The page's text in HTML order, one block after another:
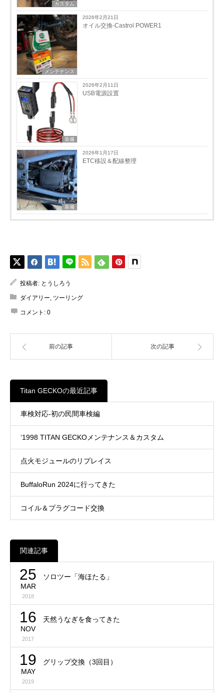
カスタム
メンテナンス
2026年2月21日
オイル交換-Castrol POWER1
装備
2026年2月11日
USB電源設置
装備
2026年1月17日
ETC移設＆配線整理
投稿者: とうしろう
ダイアリー ツーリング
コメント: 0
前の記事 次の記事
Titan GECKOの最近記事
車検対応-初の民間車検編
‘1998 TITAN GECKOメンテナンス＆カスタム
点火モジュールのリプレイス
BuffaloRun 2024に行ってきた
コイル＆プラグコード交換
関連記事
25
MAR
2018
ソロツー「海ほたる」
16
NOV
2017
天然うなぎを食ってきた
19
MAY
2019
グリップ交換（3回目）